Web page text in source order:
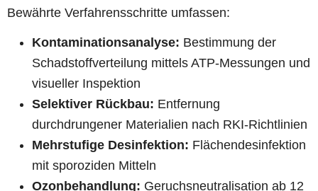
Bewährte Verfahrensschritte umfassen:
Kontaminationsanalyse: Bestimmung der
Schadstoffverteilung mittels ATP-Messungen und
visueller Inspektion
Selektiver Rückbau: Entfernung
durchdrungener Materialien nach RKI-Richtlinien
Mehrstufige Desinfektion: Flächendesinfektion
mit sporoziden Mitteln
Ozonbehandlung: Geruchsneutralisation ab 12